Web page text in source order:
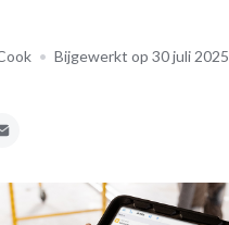
• Bijgewerkt op 30 juli 2025